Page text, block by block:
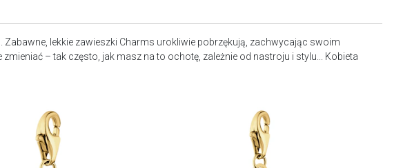
lekkie zawieszki Charms urokliwie pobrzękują, zachwycając swoim
– tak często, jak masz na to ochotę, zależnie od nastroju i stylu... Kobieta